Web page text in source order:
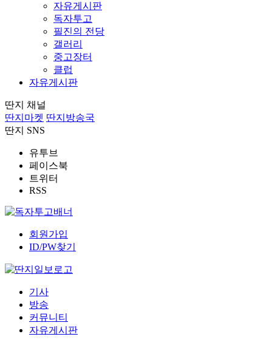
자유게시판
독자투고
필진의 전당
갤러리
중고장터
클럽
자유게시판
딴지 채널
딴지마켓 딴지방송국
딴지 SNS
유투브
페이스북
트위터
RSS
회원가입
ID/PW찾기
기사
방송
커뮤니티
자유게시판